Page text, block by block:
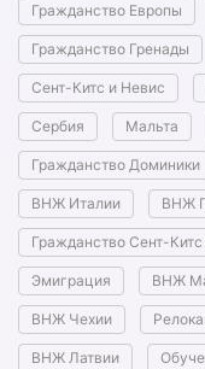
Гражданство Европы
Гражданство Гренады
Сент-Китс и Невис
Сербия Мальта
Гражданство Доминики
ВНЖ Италии ВНЖ
Гражданство Сент-
Эмиграция ВНЖ
ВНЖ Чехии
ВНЖ Латвии